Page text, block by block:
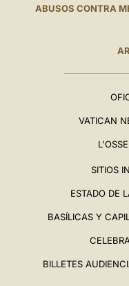
ABUSOS CONTRA
VATICAN
SITIOS
ESTADO DE
BASÍLICAS Y
BILLETES